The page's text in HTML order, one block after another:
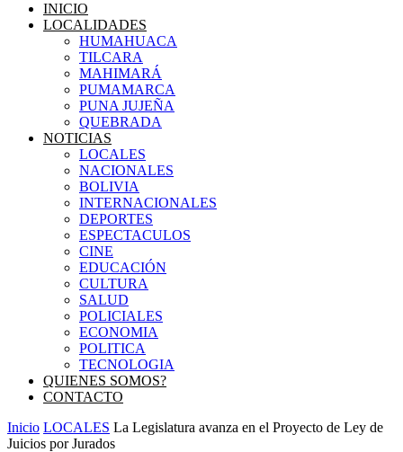
INICIO
LOCALIDADES
HUMAHUACA
TILCARA
MAHIMARÁ
PUMAMARCA
PUNA JUJEÑA
QUEBRADA
NOTICIAS
LOCALES
NACIONALES
BOLIVIA
INTERNACIONALES
DEPORTES
ESPECTACULOS
CINE
EDUCACIÓN
CULTURA
SALUD
POLICIALES
ECONOMIA
POLITICA
TECNOLOGIA
QUIENES SOMOS?
CONTACTO
Inicio LOCALES La Legislatura avanza en el Proyecto de Ley de
Juicios por Jurados